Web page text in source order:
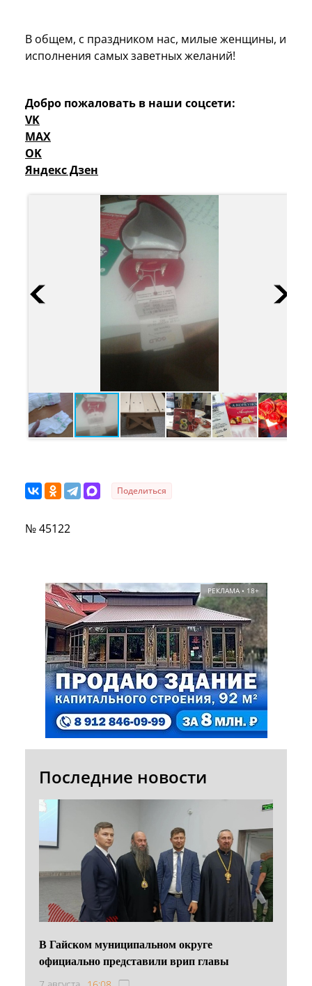
В общем, с праздником нас, милые женщины, и
исполнения самых заветных желаний!
Добро пожаловать в наши соцсети:
VK
MAX
OK
Яндекс Дзен
Поделиться
№ 45122
РЕКЛАМА • 18+
Последние новости
В Гайском муниципальном округе
официально представили врип главы